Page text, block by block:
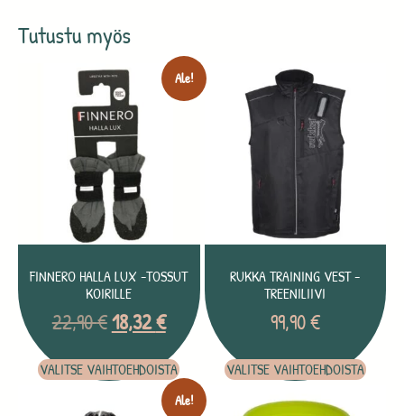
Tutustu myös
Ale!
FINNERO HALLA LUX -TOSSUT
KOIRILLE
22,90€18,32€
VALITSE VAIHTOEHDOISTA
RUKKA TRAINING VEST -
TREENILIIVI
99,90€
VALITSE VAIHTOEHDOISTA
Ale!